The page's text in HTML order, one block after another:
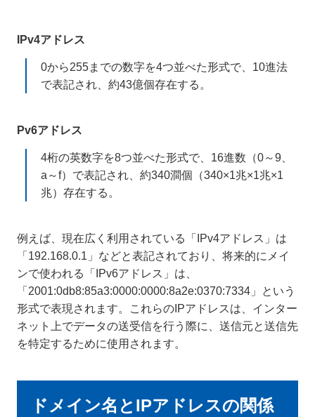
IPv4アドレス
0から255までの数字を4つ並べた形式で、10進法
で表記され、約43億個存在する。
Pv6アドレス
4桁の英数字を8つ並べた形式で、16進数（0～9、
a～f）で表記され、約340澗個（340×1兆×1兆×1
兆）存在する。
例えば、現在広く利用されている「IPv4アドレス」は
「192.168.0.1」などと表記されており、将来的にメイ
ンで使われる「IPv6アドレス」は、
「2001:0db8:85a3:0000:0000:8a2e:0370:7334」という
形式で表現されます。これらのIPアドレスは、インター
ネット上でデータの送受信を行う際に、送信元と送信先
を特定するために使用されます。
ドメイン名とIPアドレスの関係